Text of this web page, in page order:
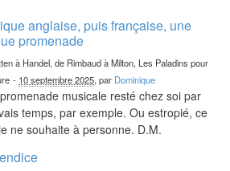
anglaise, puis française, une
promenade
à Handel, de Rimbaud à Milton, Les Paladins pour
- 10 septembre 2025, par Dominique
musicale resté chez soi par
temps, par exemple. Ou estropié, ce
ne souhaite à personne. D.M.